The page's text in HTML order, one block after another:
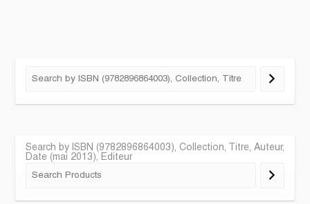
Search by ISBN (9782896864003), Collection, Titre, Auteur,
Date (mai 2013), Editeur